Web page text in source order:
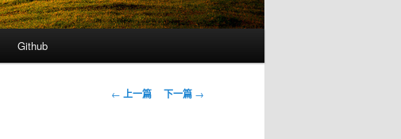
Github
文
← 上一篇 下一篇 →